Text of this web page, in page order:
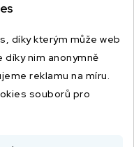
díky kterým může web
nim anonymně
reklamu na míru.
souborů pro